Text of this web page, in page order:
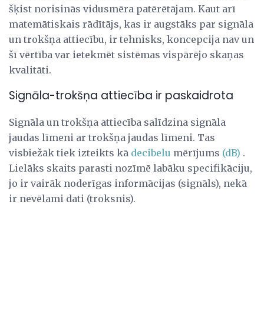
šķist norisinās vidusmēra patērētājam. Kaut arī
matemātiskais rādītājs, kas ir augstāks par signāla
un trokšņa attiecību, ir tehnisks, koncepcija nav un
šī vērtība var ietekmēt sistēmas vispārējo skaņas
kvalitāti.
Signāla-trokšņa attiecība ir paskaidrota
Signāla un trokšņa attiecība salīdzina signāla
jaudas līmeni ar trokšņa jaudas līmeni. Tas
visbiežāk tiek izteikts kā decibelu mērījums (dB) .
Lielāks skaits parasti nozīmē labāku specifikāciju,
jo ir vairāk noderīgas informācijas (signāls), nekā
ir nevēlami dati (troksnis).